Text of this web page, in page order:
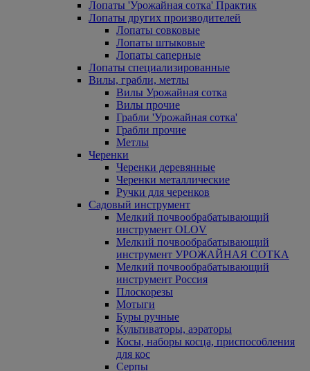
Лопаты 'Урожайная сотка' Практик
Лопаты других производителей
Лопаты совковые
Лопаты штыковые
Лопаты саперные
Лопаты специализированные
Вилы, грабли, метлы
Вилы Урожайная сотка
Вилы прочие
Грабли 'Урожайная сотка'
Грабли прочие
Метлы
Черенки
Черенки деревянные
Черенки металлические
Ручки для черенков
Садовый инструмент
Мелкий почвообрабатывающий
инструмент OLOV
Мелкий почвообрабатывающий
инструмент УРОЖАЙНАЯ СОТКА
Мелкий почвообрабатывающий
инструмент Россия
Плоскорезы
Мотыги
Буры ручные
Культиваторы, аэраторы
Косы, наборы косца, приспособления
для кос
Серпы